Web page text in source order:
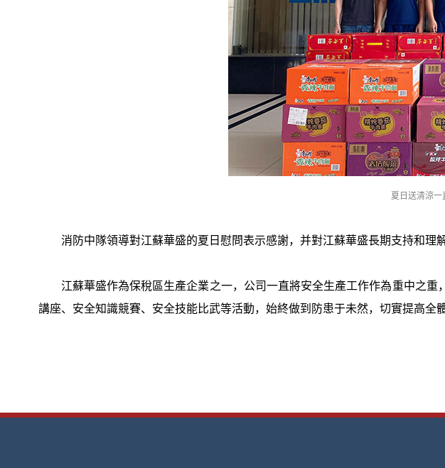
夏日送清涼一
消防中隊領導對江蘇華盛的夏日慰問表示感謝，并對江蘇華盛長期支持和理
江蘇華盛作為保稅區生產企業之一，公司一直將安全生產工作作為重中之
講座、安全知識競賽、安全技能比武等活動，始終做到防患于未然，切實提高全